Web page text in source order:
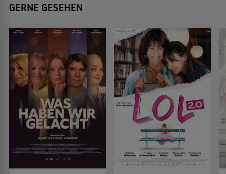
GERNE GESEHEN